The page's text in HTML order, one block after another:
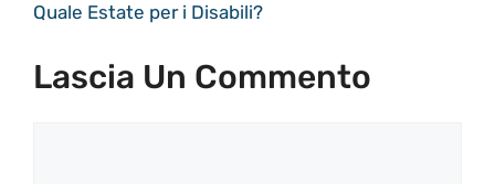
Quale Estate per i Disabili?
Lascia Un Commento